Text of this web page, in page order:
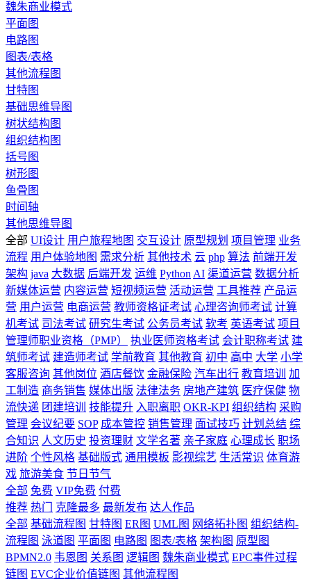
魏朱商业模式
平面图
电路图
图表/表格
其他流程图
甘特图
基础思维导图
树状结构图
组织结构图
括号图
树形图
鱼骨图
时间轴
其他思维导图
全部 UI设计 用户旅程地图 交互设计 原型规划 项目管理 业务
流程 用户体验地图 需求分析 其他技术 云 php 算法 前端开发
架构 java 大数据 后端开发 运维 Python AI 渠道运营 数据分析
新媒体运营 内容运营 短视频运营 活动运营 工具推荐 产品运
营 用户运营 电商运营 教师资格证考试 心理咨询师考试 计算
机考试 司法考试 研究生考试 公务员考试 软考 英语考试 项目
管理师职业资格（PMP）
执业医师资格考试 会计职称考试 建
筑师考试 建造师考试 学前教育 其他教育 初中 高中 大学 小学
客服咨询 其他岗位 酒店餐饮 金融保险 汽车出行 教育培训
加
工制造 商务销售 媒体出版 法律法务 房地产建筑 医疗保健 物
流快递 团建培训 技能提升 入职离职 OKR-KPI 组织结构 采购
管理 会议纪要 SOP 成本管控 销售管理 面试技巧 计划总结 综
合知识 人文历史 投资理财 文学名著 亲子家庭 心理成长 职场
进阶 个性风格 基础版式 通用模板 影视综艺 生活常识 体育游
戏 旅游美食 节日节气
全部 免费 VIP免费 付费
推荐 热门 克隆最多 最新发布 达人作品
全部 基础流程图 甘特图 ER图 UML图 网络拓扑图 组织结构-
流程图 泳道图 平面图 电路图 图表/表格 架构图 原型图
BPMN2.0 韦恩图 关系图 逻辑图 魏朱商业模式 EPC事件过程
链图 EVC企业价值链图 其他流程图